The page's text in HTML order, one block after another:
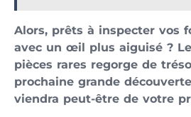
Alors, prêts à inspecter vos
avec un œil plus aiguisé ?
pièces rares regorge de
prochaine grande
viendra peut-être de votre